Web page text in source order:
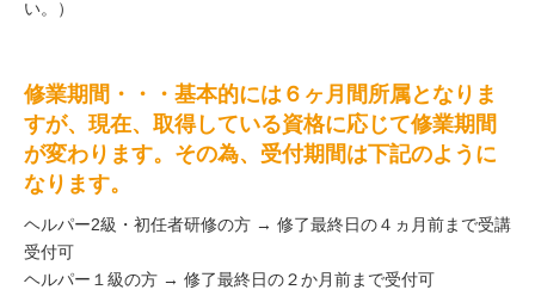
い。）
修業期間・・・基本的には６ヶ月間所属となりま
すが、現在、取得している資格に応じて修業期間
が変わります。その為、受付期間は下記のように
なります。
ヘルパー2級・初任者研修の方 → 修了最終日の４ヵ月前まで受講
受付可
ヘルパー１級の方 → 修了最終日の２か月前まで受付可